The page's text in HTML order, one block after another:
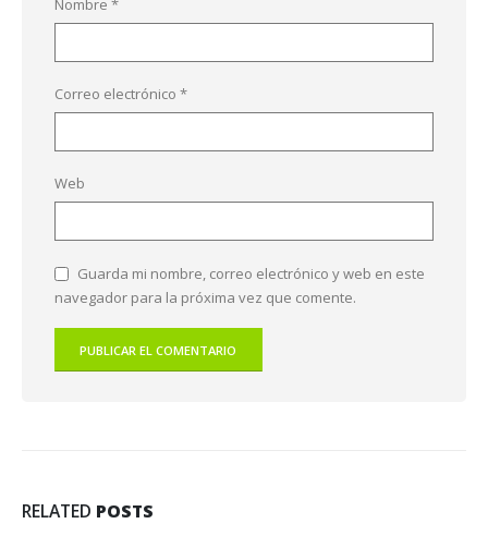
Nombre *
Correo electrónico *
Web
Guarda mi nombre, correo electrónico y web en este
navegador para la próxima vez que comente.
RELATED POSTS